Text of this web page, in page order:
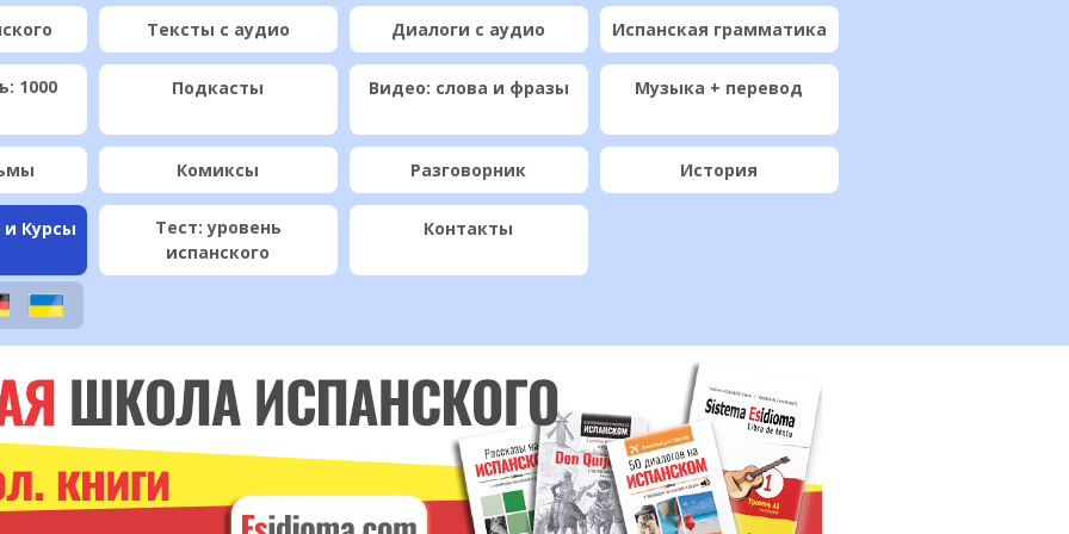
Тексты с аудио Диалоги с аудио Испанская грамматика
1000
Подкасты Видео: слова и фразы Музыка + перевод
Комиксы Разговорник История
и Курсы
Тест: уровень
испанского
Контакты